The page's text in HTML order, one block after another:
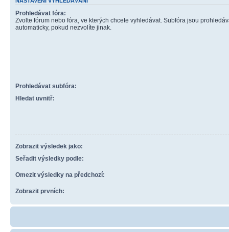
Prohledávat fóra:
Zvolte fórum nebo fóra, ve kterých chcete vyhledávat. Subfóra jsou
automaticky, pokud nezvolíte jinak.
Prohledávat subfóra:
Hledat uvnitř:
Zobrazit výsledek jako:
Seřadit výsledky podle:
Omezit výsledky na předchozí:
Zobrazit prvních: